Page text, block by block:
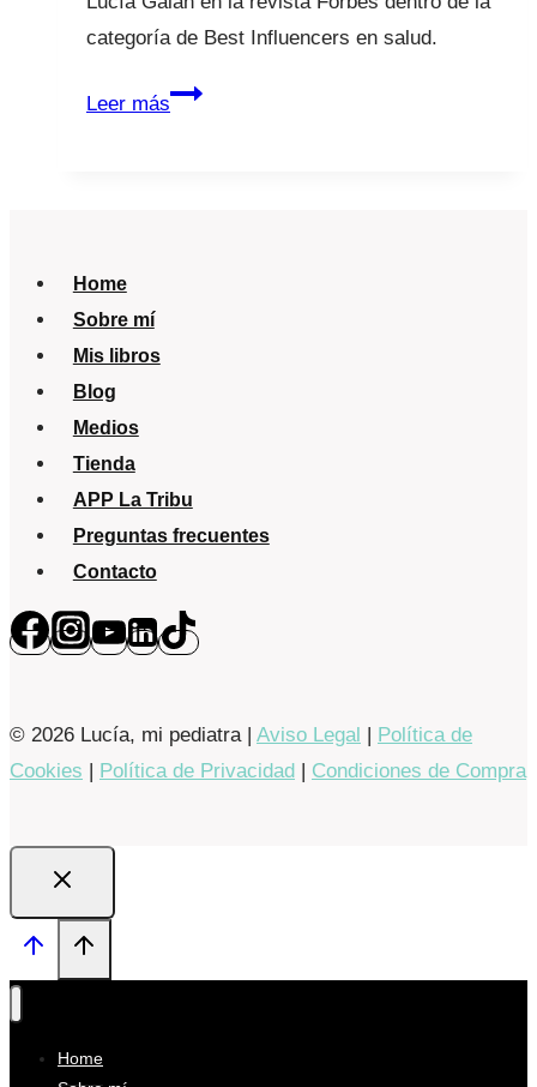
categoría de Best Influencers en salud.
Leer másForbes
Home
Sobre mí
Mis libros
Blog
Medios
Tienda
APP La Tribu
Preguntas frecuentes
Contacto
© 2026 Lucía, mi pediatra | Aviso Legal | Política de
Cookies | Política de Privacidad | Condiciones de Compra
Home